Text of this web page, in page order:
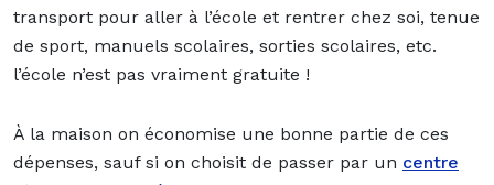
transport pour aller à l’école et rentrer chez soi, tenue
de sport, manuels scolaires, sorties scolaires, etc.
l’école n’est pas vraiment gratuite !
À la maison on économise une bonne partie de ces
dépenses, sauf si on choisit de passer par un centre